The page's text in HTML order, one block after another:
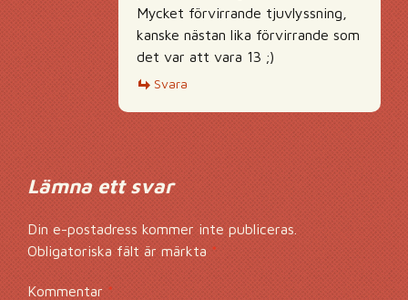
Mycket förvirrande tjuvlyssning,
kanske nästan lika förvirrande som
det var att vara 13 ;)
Svara
Lämna ett svar
Din e-postadress kommer inte publiceras.
Obligatoriska fält är märkta *
Kommentar*